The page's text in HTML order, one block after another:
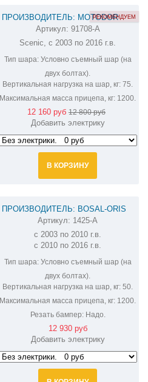
ПРОИЗВОДИТЕЛЬ: MOTODOR
ФАРКОП НА RENAULT SCENIC 91708-
A
Артикул: 91708-A
Scenic, с 2003 по 2016 г.в.
Тип шара:Условно съемный шар (на
двух болтах).
Вертикальная нагрузка на шар, кг: 75.
Максимальная масса прицепа, кг: 1200.
РЕКОМЕНДУЕМ
12 160 руб 12 800 руб
Добавить электрику
В КОРЗИНУ
ПРОИЗВОДИТЕЛЬ: BOSAL-ORIS
ФАРКОП НА RENAULT SCENIC 1425-A
Артикул: 1425-A
с 2003 по 2010 г.в.
с 2010 по 2016 г.в.
Тип шара:Условно съемный шар (на
двух болтах).
Вертикальная нагрузка на шар, кг: 50.
Максимальная масса прицепа, кг: 1200.
Резать бампер:Надо.
12 930 руб
Добавить электрику